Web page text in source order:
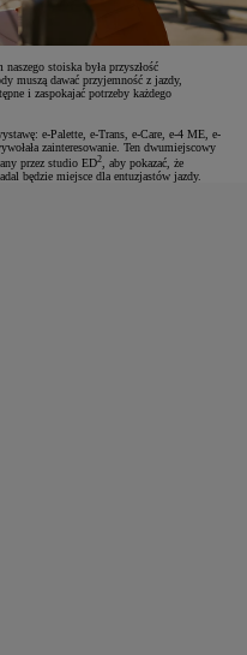
stoiska była przyszłość
muszą dawać przyjemność z jazdy,
i zaspokajać potrzeby każdego
e-Palette, e-Trans, e-Care, e-4 ME, e-
zainteresowanie. Ten dwumiejscowy
przez studio ED2, aby pokazać, że
będzie miejsce dla entuzjastów jazdy.